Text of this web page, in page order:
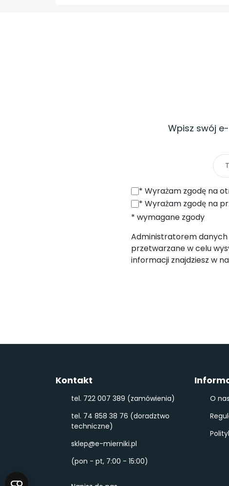
Wpisz swój
* Wyrażam zgodę na otrzymywanie od SONEL S.A. z siedzibą w
* Wyrażam zgodę na przetwarzanie moich danych osobowych (adres e-
* wymagane zgody
Administratorem danych
przetwarzane w celu
informacji znajdziesz w
Kontakt
tel. 722 007 389 (zamówienia)
tel. 74 858 38 76 (doradztwo
techniczne)
sklep@e-mierniki.pl
(pon - pt, 7:00 - 15:00)
O nas